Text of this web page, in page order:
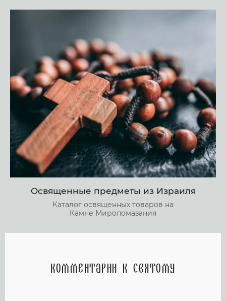
Освященные предметы из Израиля
Каталог освященных товаров на
Камне Миропомазания
Комментарии к святому